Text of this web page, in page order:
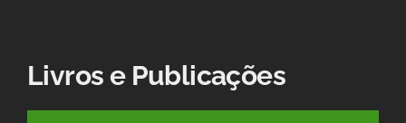
Livros e Publicações